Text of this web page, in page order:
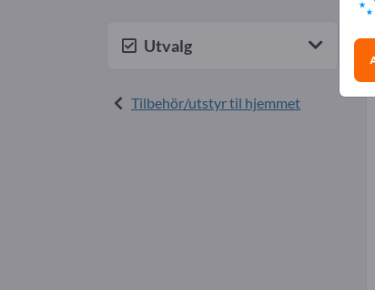
Utvalg
Tilbehör/utstyr til hjemmet